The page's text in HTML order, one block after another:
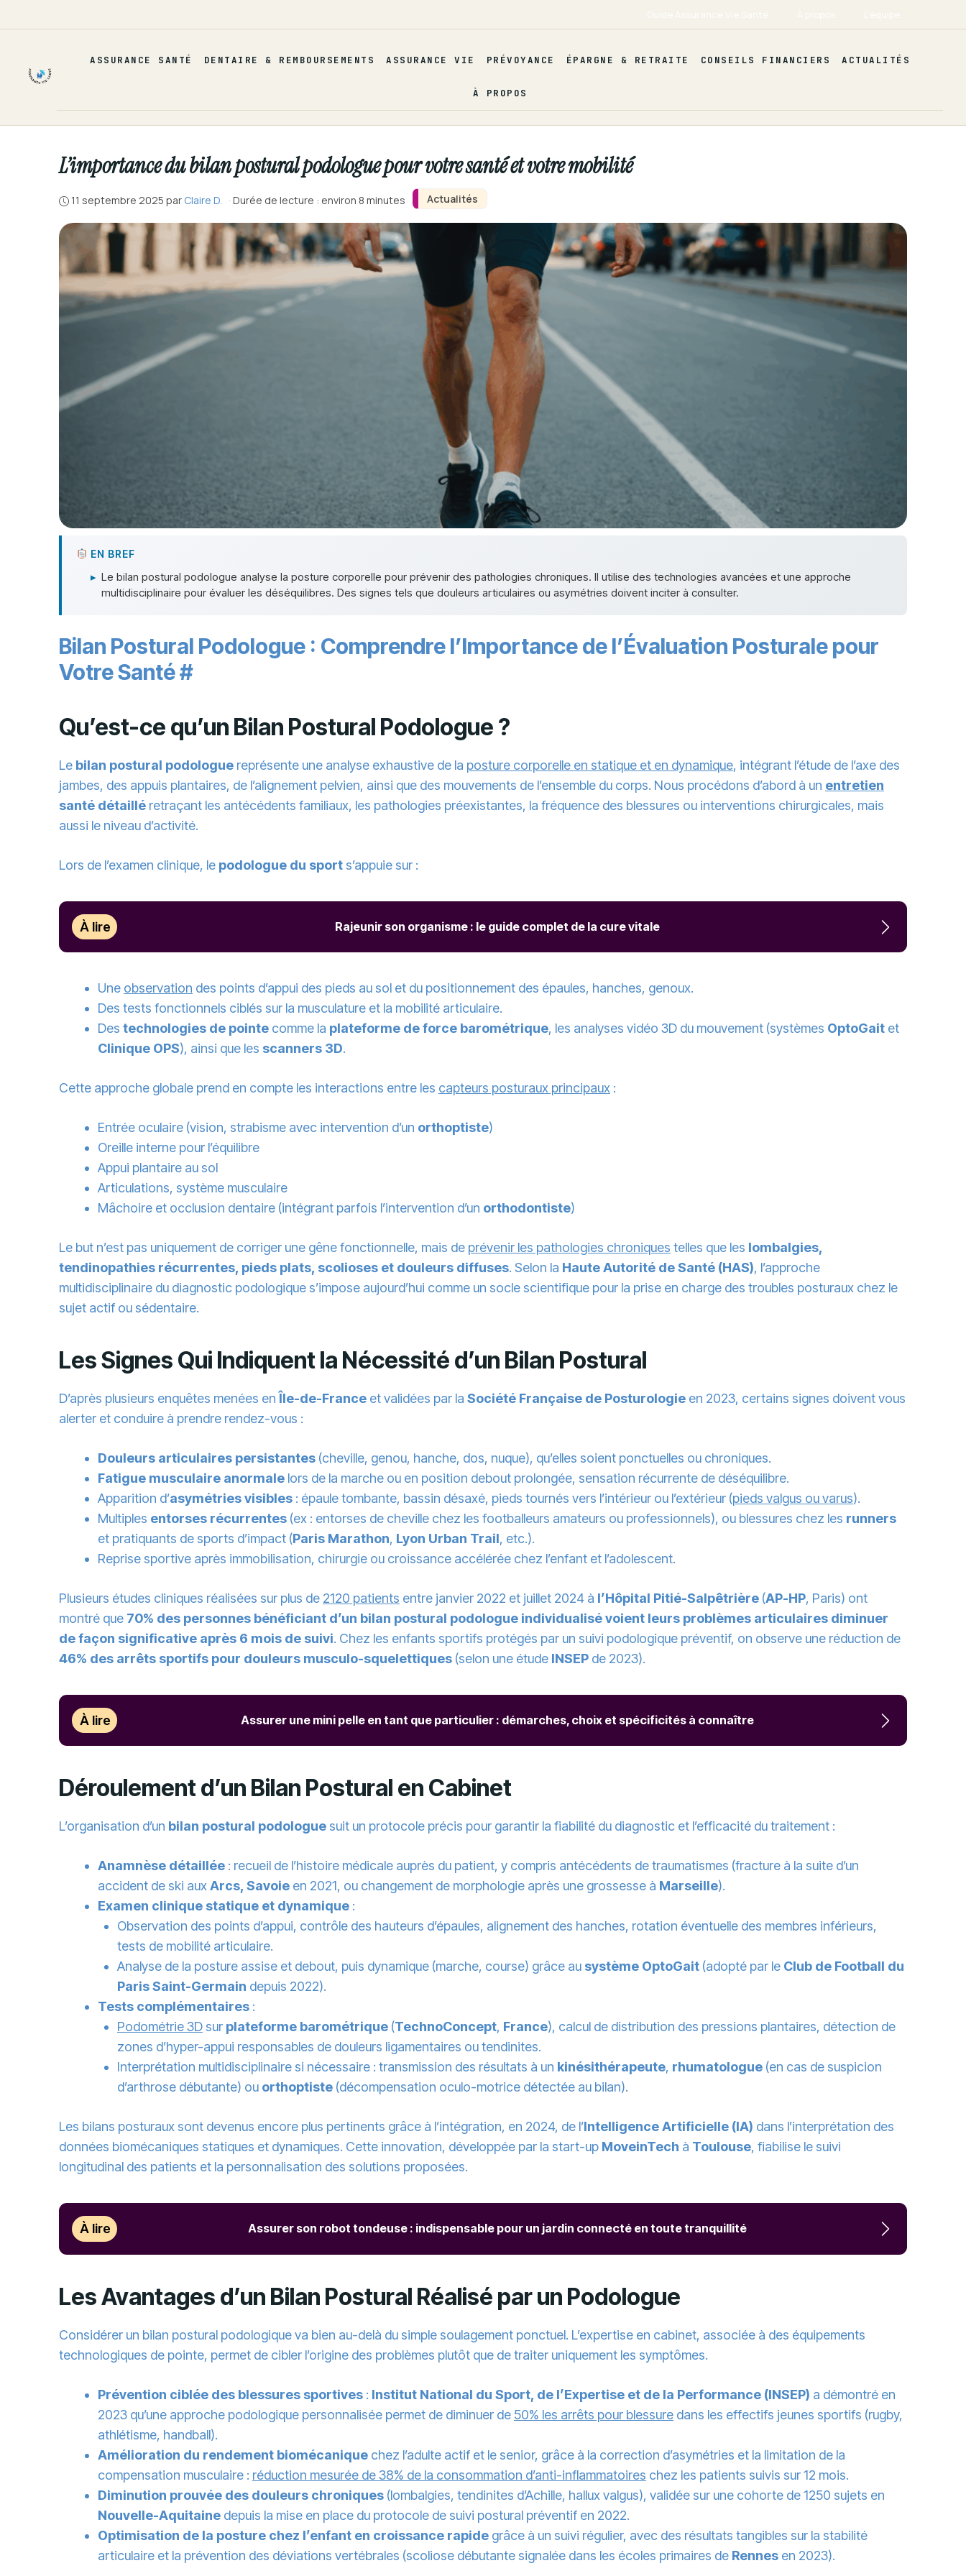
au
ASSURANCE SANTÉ DENTAIRE & REMBOURSEMENTS ASSURANCE VIE PRÉVOYANCE ÉPARGNE & RETRAITE CONSEILS FINANCIERS ACTUALITÉS
À PROPOS
Actualités
L’importance du bilan postural podologue pour votre santé et votre mobilité
11 septembre 2025 par Claire D. · Durée de lecture : environ 8 minutes
EN BREF
▸ Le bilan postural podologue analyse la posture corporelle pour prévenir des pathologies chroniques. Il utilise des technologies avancées et une approche
multidisciplinaire pour évaluer les déséquilibres. Des signes tels que douleurs articulaires ou asymétries doivent inciter à consulter.
Bilan Postural Podologue : Comprendre l’Importance de l’Évaluation Posturale pour
Votre Santé#
Qu’est-ce qu’un Bilan Postural Podologue ?
Le bilan postural podologue représente une analyse exhaustive de la posture corporelle en statique et en dynamique, intégrant l’étude de l’axe des
jambes, des appuis plantaires, de l’alignement pelvien, ainsi que des mouvements de l’ensemble du corps. Nous procédons d’abord à un entretien
santé détaillé retraçant les antécédents familiaux, les pathologies préexistantes, la fréquence des blessures ou interventions chirurgicales, mais
aussi le niveau d’activité.
Lors de l’examen clinique, le podologue du sport s’appuie sur :
À lire Rajeunir son organisme : le guide complet de la cure vitale
Une observation des points d’appui des pieds au sol et du positionnement des épaules, hanches, genoux.
Des tests fonctionnels ciblés sur la musculature et la mobilité articulaire.
Des technologies de pointe comme la plateforme de force barométrique, les analyses vidéo 3D du mouvement (systèmes OptoGait et
Clinique OPS), ainsi que les scanners 3D.
Cette approche globale prend en compte les interactions entre les capteurs posturaux principaux :
Entrée oculaire (vision, strabisme avec intervention d’un orthoptiste)
Oreille interne pour l’équilibre
Appui plantaire au sol
Articulations, système musculaire
Mâchoire et occlusion dentaire (intégrant parfois l’intervention d’un orthodontiste)
Le but n’est pas uniquement de corriger une gêne fonctionnelle, mais de prévenir les pathologies chroniques telles que les lombalgies,
tendinopathies récurrentes, pieds plats, scolioses et douleurs diffuses. Selon la Haute Autorité de Santé (HAS), l’approche
multidisciplinaire du diagnostic podologique s’impose aujourd’hui comme un socle scientifique pour la prise en charge des troubles posturaux chez le
sujet actif ou sédentaire.
Les Signes Qui Indiquent la Nécessité d’un Bilan Postural
D’après plusieurs enquêtes menées en Île-de-France et validées par la Société Française de Posturologie en 2023, certains signes doivent vous
alerter et conduire à prendre rendez-vous :
Douleurs articulaires persistantes (cheville, genou, hanche, dos, nuque), qu’elles soient ponctuelles ou chroniques.
Fatigue musculaire anormale lors de la marche ou en position debout prolongée, sensation récurrente de déséquilibre.
Apparition d’asymétries visibles : épaule tombante, bassin désaxé, pieds tournés vers l’intérieur ou l’extérieur (pieds valgus ou varus).
Multiples entorses récurrentes (ex : entorses de cheville chez les footballeurs amateurs ou professionnels), ou blessures chez les runners
et pratiquants de sports d’impact (Paris Marathon, Lyon Urban Trail, etc.).
Reprise sportive après immobilisation, chirurgie ou croissance accélérée chez l’enfant et l’adolescent.
Plusieurs études cliniques réalisées sur plus de 2120 patients entre janvier 2022 et juillet 2024 à l’Hôpital Pitié-Salpêtrière (AP-HP, Paris) ont
montré que 70% des personnes bénéficiant d’un bilan postural podologue individualisé voient leurs problèmes articulaires diminuer
de façon significative après 6 mois de suivi. Chez les enfants sportifs protégés par un suivi podologique préventif, on observe une réduction de
46% des arrêts sportifs pour douleurs musculo-squelettiques (selon une étude INSEP de 2023).
À lire Assurer une mini pelle en tant que particulier : démarches, choix et spécificités à connaître
Déroulement d’un Bilan Postural en Cabinet
L’organisation d’un bilan postural podologue suit un protocole précis pour garantir la fiabilité du diagnostic et l’efficacité du traitement :
Anamnèse détaillée : recueil de l’histoire médicale auprès du patient, y compris antécédents de traumatismes (fracture à la suite d’un
accident de ski auxArcs, Savoie en 2021, ou changement de morphologie après une grossesse à Marseille).
Examen clinique statique et dynamique :
Observation des points d’appui, contrôle des hauteurs d’épaules, alignement des hanches, rotation éventuelle des membres inférieurs,
tests de mobilité articulaire.
Analyse de la posture assise et debout, puis dynamique (marche, course) grâce au système OptoGait (adopté par le Club de Football du
Paris Saint-Germain depuis 2022).
Tests complémentaires :
Podométrie 3D sur plateforme barométrique (TechnoConcept, France), calcul de distribution des pressions plantaires, détection de
zones d’hyper-appui responsables de douleurs ligamentaires ou tendinites.
Interprétation multidisciplinaire si nécessaire : transmission des résultats à un kinésithérapeute, rhumatologue (en cas de suspicion
d’arthrose débutante) ou orthoptiste (décompensation oculo-motrice détectée au bilan).
Les bilans posturaux sont devenus encore plus pertinents grâce à l’intégration, en 2024, de l’Intelligence Artificielle (IA) dans l’interprétation des
données biomécaniques statiques et dynamiques. Cette innovation, développée par la start-up MoveinTech à Toulouse, fiabilise le suivi
longitudinal des patients et la personnalisation des solutions proposées.
À lire Assurer son robot tondeuse : indispensable pour un jardin connecté en toute tranquillité
Les Avantages d’un Bilan Postural Réalisé par un Podologue
Considérer un bilan postural podologique va bien au-delà du simple soulagement ponctuel. L’expertise en cabinet, associée à des équipements
technologiques de pointe, permet de cibler l’origine des problèmes plutôt que de traiter uniquement les symptômes.
Prévention ciblée des blessures sportives : Institut National du Sport, de l’Expertise et de la Performance (INSEP) a démontré en
2023 qu’une approche podologique personnalisée permet de diminuer de 50% les arrêts pour blessure dans les effectifs jeunes sportifs (rugby,
athlétisme, handball).
Amélioration du rendement biomécanique chez l’adulte actif et le senior, grâce à la correction d’asymétries et la limitation de la
compensation musculaire : réduction mesurée de 38% de la consommation d’anti-inflammatoires chez les patients suivis sur 12 mois.
Diminution prouvée des douleurs chroniques (lombalgies, tendinites d’Achille, hallux valgus), validée sur une cohorte de 1250 sujets en
Nouvelle-Aquitaine depuis la mise en place du protocole de suivi postural préventif en 2022.
Optimisation de la posture chez l’enfant en croissance rapide grâce à un suivi régulier, avec des résultats tangibles sur la stabilité
articulaire et la prévention des déviations vertébrales (scoliose débutante signalée dans les écoles primaires de Rennes en 2023).